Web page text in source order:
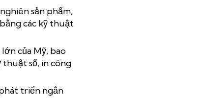
sản phẩm,
các kỹ thuật
của Mỹ, bao
thuật số, in công
triển ngắn